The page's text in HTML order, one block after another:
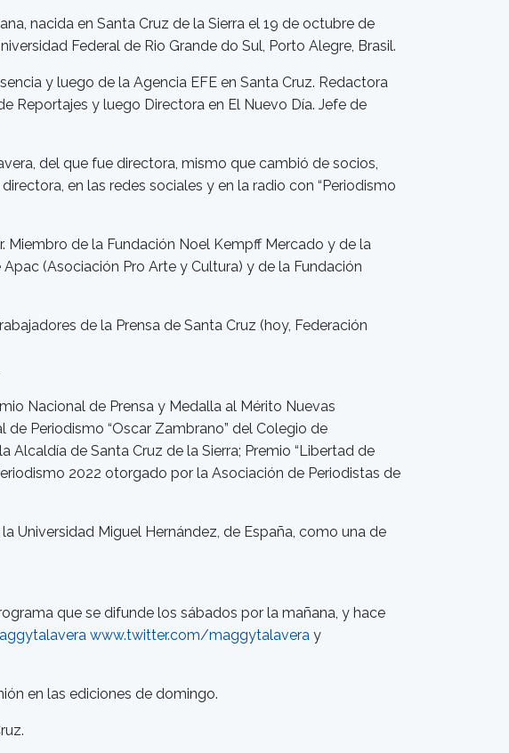
nacida en Santa Cruz de la Sierra el 19 de octubre de
Federal de Rio Grande do Sul, Porto Alegre, Brasil.
y luego de la Agencia EFE en Santa Cruz. Redactora
Reportajes y luego Directora en El Nuevo Día. Jefe de
del que fue directora, mismo que cambió de socios,
en las redes sociales y en la radio con “Periodismo
Miembro de la Fundación Noel Kempff Mercado y de la
(Asociación Pro Arte y Cultura) y de la Fundación
de la Prensa de Santa Cruz (hoy, Federación
Nacional de Prensa y Medalla al Mérito Nuevas
de Periodismo “Oscar Zambrano” del Colegio de
de Santa Cruz de la Sierra; Premio “Libertad de
2022 otorgado por la Asociación de Periodistas de
Universidad Miguel Hernández, de España, como una de
que se difunde los sábados por la mañana, y hace
www.twitter.com/maggytalavera y
en las ediciones de domingo.